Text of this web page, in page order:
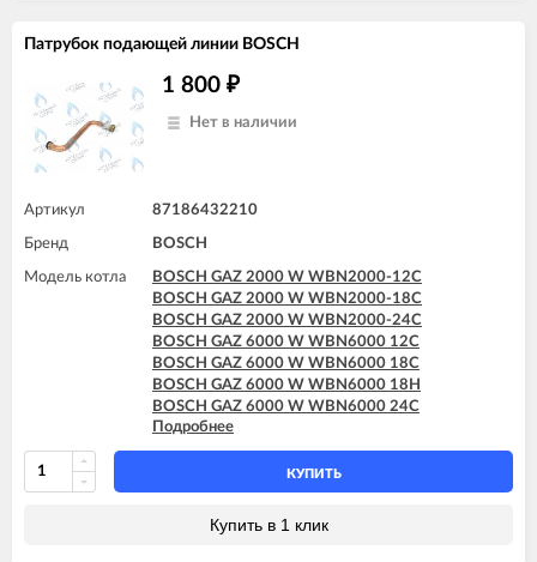
Патрубок подающей линии BOSCH
1 800 ₽
Нет в наличии
Артикул 87186432210
Бренд BOSCH
Модель котла
BOSCH GAZ 2000 W WBN2000-12C
BOSCH GAZ 2000 W WBN2000-18C
BOSCH GAZ 2000 W WBN2000-24C
BOSCH GAZ 6000 W WBN6000 12C
BOSCH GAZ 6000 W WBN6000 18C
BOSCH GAZ 6000 W WBN6000 18H
BOSCH GAZ 6000 W WBN6000 24C
BOSCH GAZ 6000 W WBN6000 24H
BOSCH GAZ 6000 W WBN6000 28C
BOSCH GAZ 6000 W WBN6000 28H
Подробнее
КУПИТЬ
Купить в 1 клик